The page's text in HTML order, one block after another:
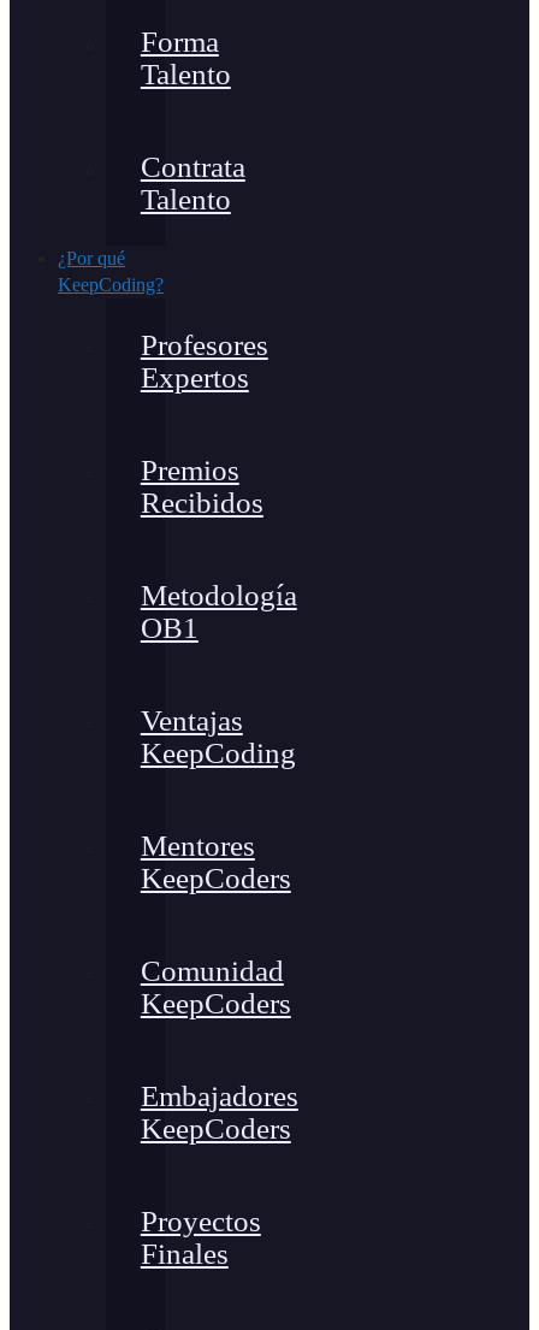
Forma
Talento
Contrata
Talento
¿Por qué
KeepCoding?
Profesores
Expertos
Premios
Recibidos
Metodología
OB1
Ventajas
KeepCoding
Mentores
KeepCoders
Comunidad
KeepCoders
Embajadores
KeepCoders
Proyectos
Finales